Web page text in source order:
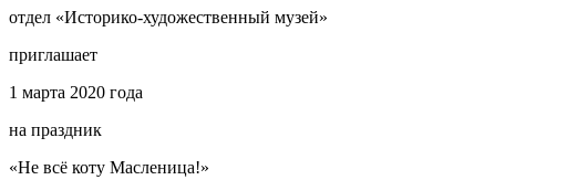
отдел «Историко-художественный музей»
приглашает
1 марта 2020 года
на праздник
«Не всё коту Масленица!»